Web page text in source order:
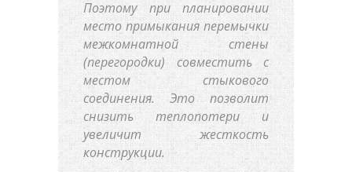
Поэтому при планировании
место примыкания перемычки
межкомнатной стены
(перегородки) совместить с
местом стыкового
соединения. Это позволит
снизить теплопотери и
увеличит жесткость
конструкции.